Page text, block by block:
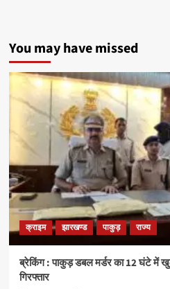
You may have missed
क्राइम झारखण्ड पाकुड़ राज्य
ब्रेकिंग : पाकुड़ डबल मर्डर का 12 घंटे में
गिरफ्तार